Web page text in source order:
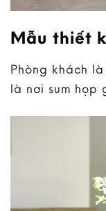
Mẫu thiết
Phòng khách
là nơi sum họp